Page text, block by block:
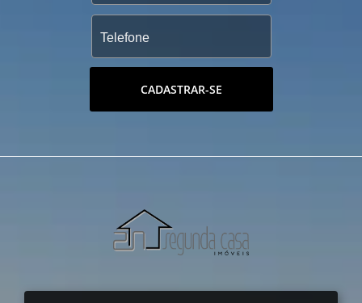
CADASTRAR-SE